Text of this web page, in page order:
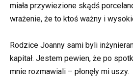
miała przywiezione skądś
wrażenie, że to ktoś ważny i
Rodzice Joanny sami byli
kapitał. Jestem pewien, że po
mnie rozmawiali – płonęły mi uszy.